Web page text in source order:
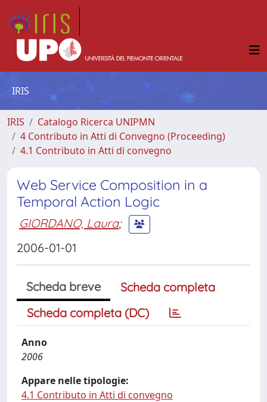
IRIS
IRIS
Catalogo Ricerca UNIPMN
4 Contributo in Atti di Convegno (Proceeding)
4.1 Contributo in Atti di convegno
Web Service Composition in a
Temporal Action Logic
GIORDANO, Laura;
2006-01-01
Scheda breve
Scheda completa
Scheda completa (DC)
Anno
2006
Appare nelle tipologie:
4.1 Contributo in Atti di convegno